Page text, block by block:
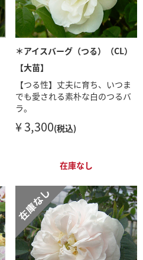
＊アイスバーグ（つる）（CL）
【大苗】
【つる性】丈夫に育ち、いつま
でも愛される素朴な白のつるバ
ラ。
¥ 3,300(税込)
在庫なし